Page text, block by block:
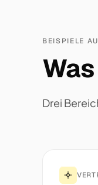
BEISPIELE
Drei